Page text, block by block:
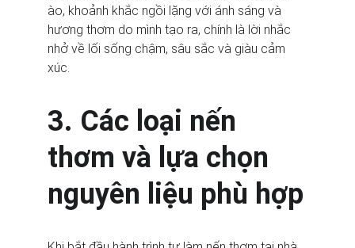
ào, khoảnh khắc ngồi lặng với ánh sáng và
hương thơm do mình tạo ra, chính là lời nhắc
nhở về lối sống chậm, sâu sắc và giàu cảm
xúc.
3. Các loại nến
thơm và lựa chọn
nguyên liệu phù hợp